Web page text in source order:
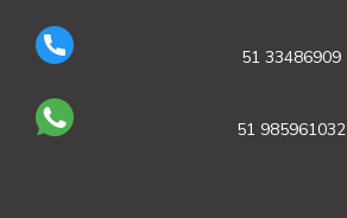
51 33486909
51 985961032